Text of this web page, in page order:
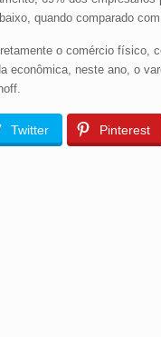
quando comparado
o comércio
econômica, neste ano, o
Twitter Pinterest